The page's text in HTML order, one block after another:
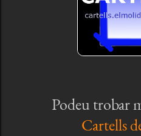
Podeu trobar
Cartells